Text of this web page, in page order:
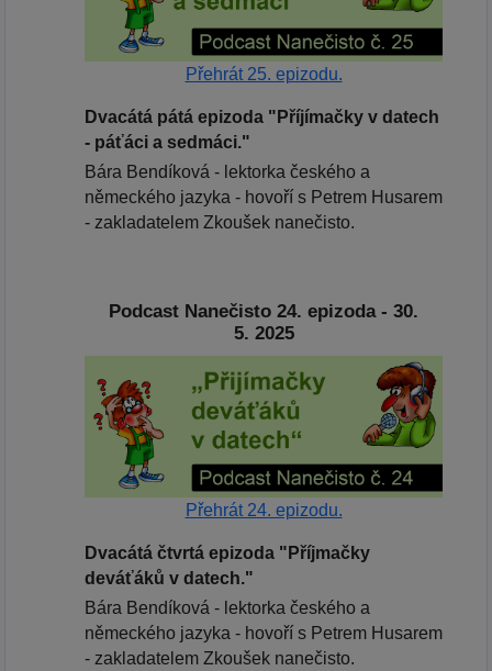
Přehrát 25. epizodu.
Dvacátá pátá epizoda "Příjímačky v datech
- páťáci a sedmáci."
Bára Bendíková - lektorka českého a
německého jazyka - hovoří s Petrem Husarem
- zakladatelem Zkoušek nanečisto.
Podcast Nanečisto 24. epizoda - 30.
5. 2025
Přehrát 24. epizodu.
Dvacátá čtvrtá epizoda "Příjmačky
deváťáků v datech."
Bára Bendíková - lektorka českého a
německého jazyka - hovoří s Petrem Husarem
- zakladatelem Zkoušek nanečisto.